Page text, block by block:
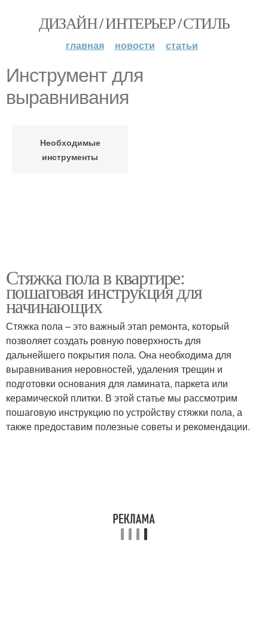
ДИЗАЙН / ИНТЕРЬЕР / СТИЛЬ
главная новости статьи
Инструмент для
выравнивания
Необходимые
инструменты
Стяжка пола в квартире:
пошаговая инструкция для
начинающих
Стяжка пола – это важный этап ремонта, который
позволяет создать ровную поверхность для
дальнейшего покрытия пола. Она необходима для
выравнивания неровностей, удаления трещин и
подготовки основания для ламината, паркета или
керамической плитки. В этой статье мы рассмотрим
пошаговую инструкцию по устройству стяжки пола, а
также предоставим полезные советы и рекомендации.